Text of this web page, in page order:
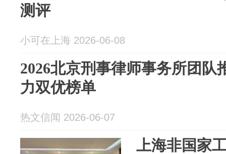
测评
小可在上海 2026-06-08
2026北京刑事律师事务所团队
力双优榜单
热文信闻 2026-06-07
上海非国家